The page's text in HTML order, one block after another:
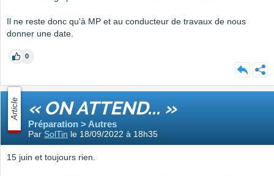
Il ne reste donc qu'à MP et au conducteur de travaux de nous
donner une date.
0
Article « ON ATTEND... »
Préparation > Autres
Par SolTin le 18/09/2022 à 18h35
15 juin et toujours rien.